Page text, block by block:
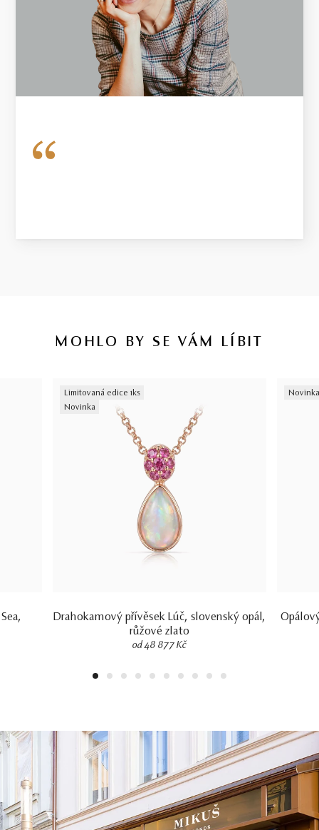
MOHLO BY SE VÁM LÍBIT
Limitovaná edice 1ks
Novinka
Drahokamový přívěsek Lúč, slovenský opál,
růžové zlato
od 48 877 Kč
Novinka
1 2 3 4 5 6 7 8 9 10